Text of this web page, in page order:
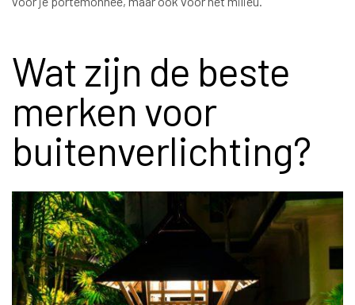
Wat zijn de beste
merken voor
buitenverlichting?